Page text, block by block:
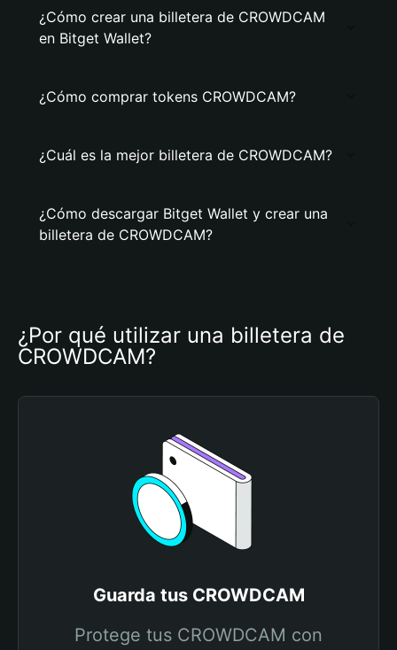
¿Cómo crear una billetera de CROWDCAM
en Bitget Wallet?
¿Cómo comprar tokens CROWDCAM?
¿Cuál es la mejor billetera de CROWDCAM?
¿Cómo descargar Bitget Wallet y crear una
billetera de CROWDCAM?
¿Por qué utilizar una billetera de
CROWDCAM?
Guarda tus CROWDCAM
Protege tus CROWDCAM con